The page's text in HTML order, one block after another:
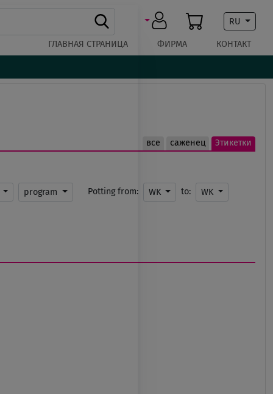
RU
ГЛАВНАЯ СТРАНИЦА ФИРМА КОНТАКТ
все саженец Этикетки
program Potting from: WK to:
WK